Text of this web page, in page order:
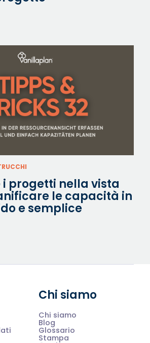
i progetti nella vista
le capacità in
e semplice
Chi siamo
Chi siamo
Blog
Glossario
Stampa